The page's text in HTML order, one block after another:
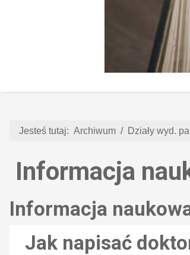
Jesteś tutaj: Archiwum Działy wyd.
Informacja
Informacja
Jak napisać